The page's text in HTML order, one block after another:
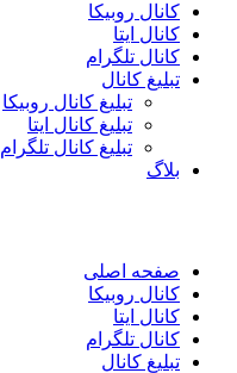
کانال روبیکا
کانال ایتا
کانال تلگرام
تبلیغ کانال
تبلیغ کانال روبیکا
تبلیغ کانال ایتا
تبلیغ کانال تلگرام
بلاگ
صفحه اصلی
کانال روبیکا
کانال ایتا
کانال تلگرام
تبلیغ کانال